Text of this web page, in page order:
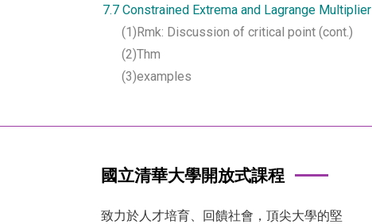
7.7 Constrained Extrema and Lagrange Multiplier
(1)Rmk: Discussion of critical point (cont.)
(2)Thm
(3)examples
國立清華大學開放式課程
致力於人才培育、回饋社會，頂尖大學的堅